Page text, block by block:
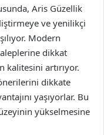
Aris Güzellik
ve yenilikçi
Modern
dikkat
artırıyor.
dikkate
yaşıyorlar. Bu
yükselmesine